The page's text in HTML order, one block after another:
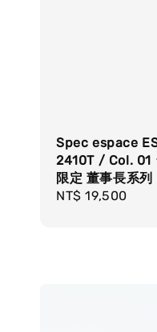
Spec espace
2410T / Col. 01
限定 董事長系列
Regular
NT$ 19,500